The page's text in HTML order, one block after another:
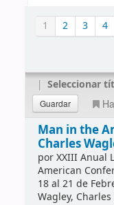
1 2 3 4
| Seleccionar
Man in the
Charles
porXXIII Anual
American
18 al 21 de
Wagley, Charles